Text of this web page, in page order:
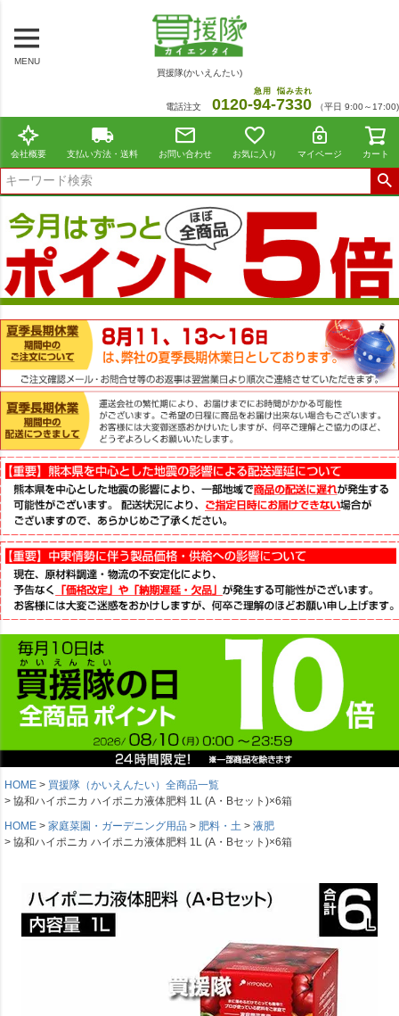
MENU
買援隊(かいえんたい)
電話注文 0120-94
急用
-7330
悩み去れ
（平日 9:00～17:00)
会社概要 支払い方法・送料 お問い合わせ お気に入り マイページ カート
HOME
買援隊（かいえんたい）全商品一覧
協和ハイポニカ ハイポニカ液体肥料 1L (A・Bセット)×6箱
HOME
家庭菜園・ガーデニング用品 肥料・土
液肥
協和ハイポニカ ハイポニカ液体肥料 1L (A・Bセット)×6箱